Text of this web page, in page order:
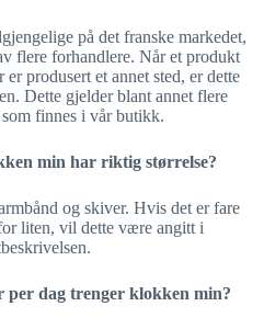
på det franske markedet,
flere forhandlere. Når et produkt
produsert et annet sted, er dette
Dette gjelder blant annet flere
finnes i vår butikk.
min har riktig størrelse?
og skiver. Hvis det er fare
liten, vil dette være angitt i
per dag trenger klokken min?